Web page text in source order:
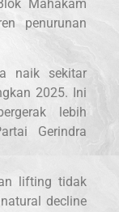
Mahakam
penurunan
naik sekitar
2025. Ini
lebih
Gerindra
lifting tidak
decline